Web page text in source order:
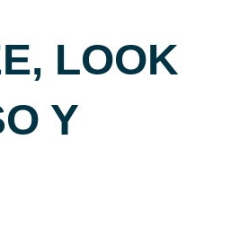
LOOK
Y